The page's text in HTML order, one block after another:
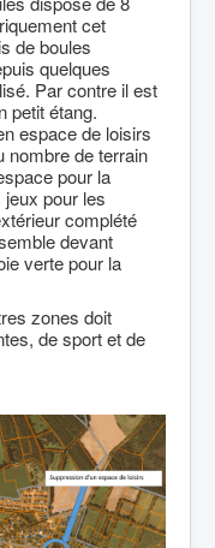
cet
de boules
quelques
Par contre il est
petit étang.
espace de loisirs
nombre de terrain
pour la
pour les
complété
devant
verte pour la
zones doit
de sport et de